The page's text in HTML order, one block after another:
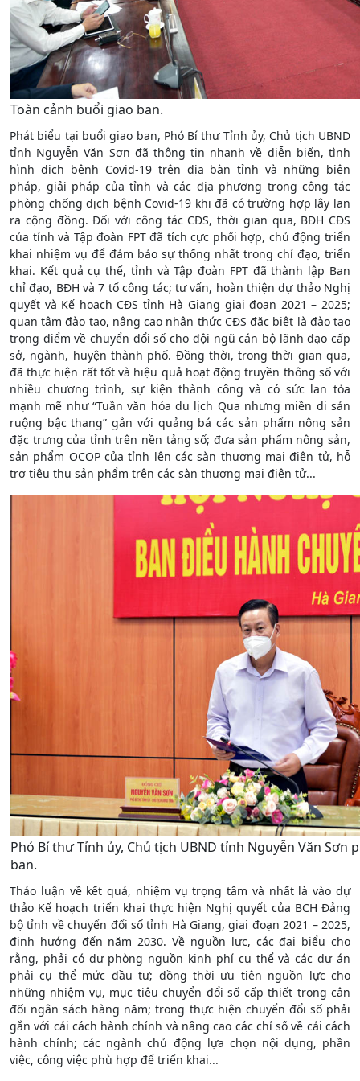
Toàn cảnh buổi giao ban.
Phát biểu tại buổi giao ban, Phó Bí thư Tỉnh ủy, Chủ tịch UBND
tỉnh Nguyễn Văn Sơn đã thông tin nhanh về diễn biến, tình
hình dịch bệnh Covid-19 trên địa bàn tỉnh và những biện
pháp, giải pháp của tỉnh và các địa phương trong công tác
phòng chống dịch bệnh Covid-19 khi đã có trường hợp lây lan
ra cộng đồng. Đối với công tác CĐS, thời gian qua, BĐH CĐS
của tỉnh và Tập đoàn FPT đã tích cực phối hợp, chủ động triển
khai nhiệm vụ để đảm bảo sự thống nhất trong chỉ đạo, triển
khai. Kết quả cụ thể, tỉnh và Tập đoàn FPT đã thành lập Ban
chỉ đạo, BĐH và 7 tổ công tác; tư vấn, hoàn thiện dự thảo Nghị
quyết và Kế hoạch CĐS tỉnh Hà Giang giai đoạn 2021 – 2025;
quan tâm đào tạo, nâng cao nhận thức CĐS đặc biệt là đào tạo
trọng điểm về chuyển đổi số cho đội ngũ cán bộ lãnh đạo cấp
sở, ngành, huyện thành phố. Đồng thời, trong thời gian qua,
đã thực hiện rất tốt và hiệu quả hoạt động truyền thông số với
nhiều chương trình, sự kiện thành công và có sức lan tỏa
mạnh mẽ như “Tuần văn hóa du lịch Qua nhưng miền di sản
ruộng bậc thang” gắn với quảng bá các sản phẩm nông sản
đặc trưng của tỉnh trên nền tảng số; đưa sản phẩm nông sản,
sản phẩm OCOP của tỉnh lên các sàn thương mại điện tử, hỗ
trợ tiêu thụ sản phẩm trên các sàn thương mại điện tử...
Phó Bí thư Tỉnh ủy, Chủ tịch UBND tỉnh Nguyễn Văn Sơn
ban.
Thảo luận về kết quả, nhiệm vụ trọng tâm và nhất là vào dự
thảo Kế hoạch triển khai thực hiện Nghị quyết của BCH Đảng
bộ tỉnh về chuyển đổi số tỉnh Hà Giang, giai đoạn 2021 – 2025,
định hướng đến năm 2030. Về nguồn lực, các đại biểu cho
rằng, phải có dự phòng nguồn kinh phí cụ thể và các dự án
phải cụ thể mức đầu tư; đồng thời ưu tiên nguồn lực cho
những nhiệm vụ, mục tiêu chuyển đổi số cấp thiết trong cân
đối ngân sách hàng năm; trong thực hiện chuyển đổi số phải
gắn với cải cách hành chính và nâng cao các chỉ số về cải cách
hành chính; các ngành chủ động lựa chọn nội dụng, phần
việc, công việc phù hợp để triển khai...